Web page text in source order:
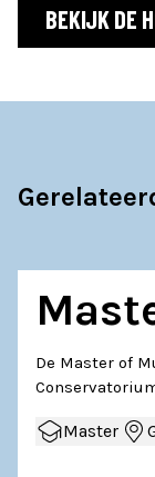
BEKIJK DE
De Master of
Master